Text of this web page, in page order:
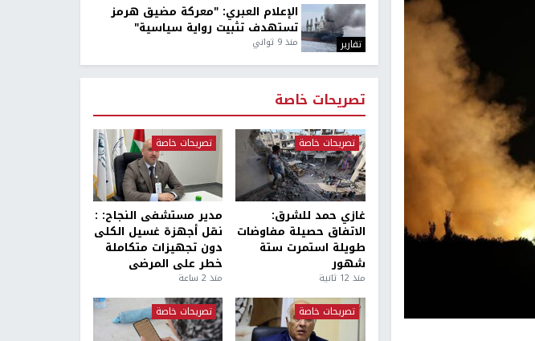
تقارير
الإعلام العبري: "معركة مضيق هرمز
تستهدف تثبيت رواية سياسية"
منذ 9 ثواني
تصريحات خاصة
تصريحات خاصة
غازي حمد للشرق:
الاتفاق حصيلة مفاوضات
طويلة استمرت ستة
شهور
منذ 12 ثانية
تصريحات خاصة
مدير مستشفى النجاح: :
نقل أجهزة غسيل الكلى
دون تجهيزات متكاملة
خطر على المرضى
منذ 2 ساعة
تصريحات خاصة تصريحات خاصة